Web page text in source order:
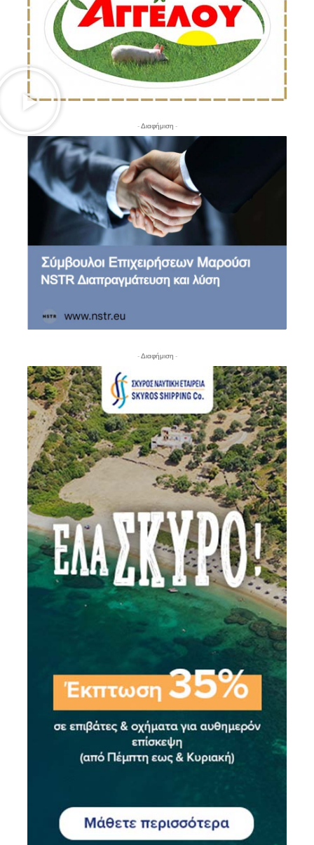
- Διαφήμιση -
- Διαφήμιση -